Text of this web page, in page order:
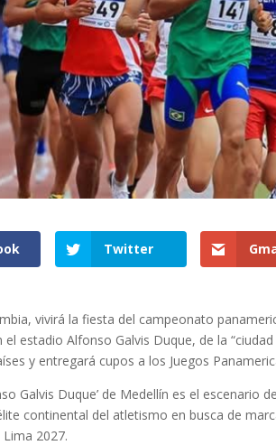
Twitter
vivirá la fiesta del campeonato
el estadio Alfonso Galvis Duque, de la
y entregará cupos a los Juegos
Galvis Duque’ de Medellín es el
continental del atletismo en busca de
2027.